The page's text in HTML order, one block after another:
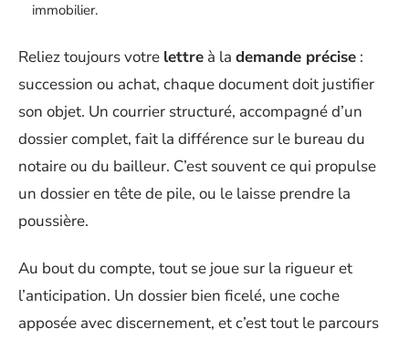
immobilier.
Reliez toujours votre lettre à la demande précise :
succession ou achat, chaque document doit justifier
son objet. Un courrier structuré, accompagné d’un
dossier complet, fait la différence sur le bureau du
notaire ou du bailleur. C’est souvent ce qui propulse
un dossier en tête de pile, ou le laisse prendre la
poussière.
Au bout du compte, tout se joue sur la rigueur et
l’anticipation. Un dossier bien ficelé, une coche
apposée avec discernement, et c’est tout le parcours